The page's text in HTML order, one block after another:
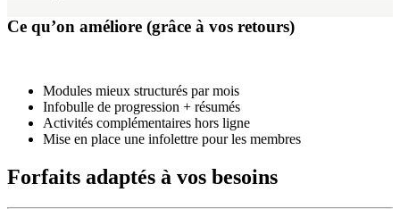
Ce qu’on améliore (grâce à vos retours)
Modules mieux structurés par mois
Infobulle de progression + résumés
Activités complémentaires hors ligne
Mise en place une infolettre pour les membres
Forfaits adaptés à vos besoins